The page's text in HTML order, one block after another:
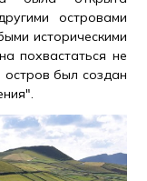
островами
историческими
похвастаться не
остров был создан